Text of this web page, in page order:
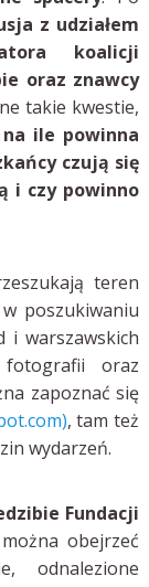
z udziałem
koalicji
oraz znawcy
takie kwestie,
ile powinna
czują się
i czy powinno
teren
poszukiwaniu
i warszawskich
oraz
zapoznać się
, tam też
wydarzeń.
Fundacji
obejrzeć
odnalezione